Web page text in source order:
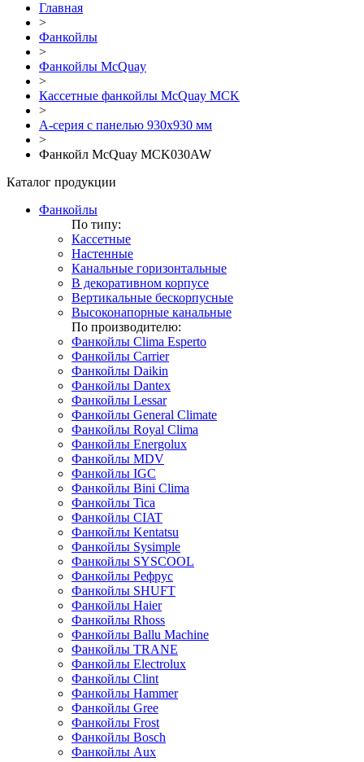
Главная
>
Фанкойлы
>
Фанкойлы McQuay
>
Кассетные фанкойлы McQuay MCK
>
A-серия с панелью 930х930 мм
>
Фанкойл McQuay MCK030AW
Каталог продукции
Фанкойлы
По типу:
Кассетные
Настенные
Канальные горизонтальные
В декоративном корпусе
Вертикальные бескорпусные
Высоконапорные канальные
По производителю:
Фанкойлы Clima Esperto
Фанкойлы Carrier
Фанкойлы Daikin
Фанкойлы Dantex
Фанкойлы Lessar
Фанкойлы General Climate
Фанкойлы Royal Clima
Фанкойлы Energolux
Фанкойлы MDV
Фанкойлы IGC
Фанкойлы Bini Clima
Фанкойлы Tica
Фанкойлы CIAT
Фанкойлы Kentatsu
Фанкойлы Sysimple
Фанкойлы SYSCOOL
Фанкойлы Рефрус
Фанкойлы SHUFT
Фанкойлы Haier
Фанкойлы Rhoss
Фанкойлы Ballu Machine
Фанкойлы TRANE
Фанкойлы Electrolux
Фанкойлы Clint
Фанкойлы Hammer
Фанкойлы Gree
Фанкойлы Frost
Фанкойлы Bosch
Фанкойлы Aux